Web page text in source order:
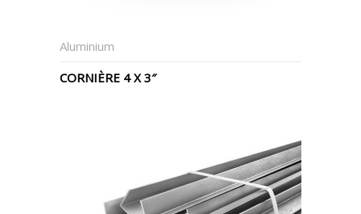
Aluminium
CORNIÈRE 4 X 3″